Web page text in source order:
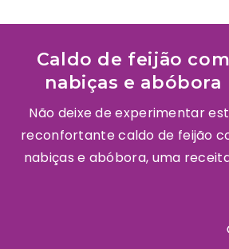
Caldo de feijão com
nabiças e abóbora
Não deixe de experimentar
reconfortante caldo de feijão
nabiças e abóbora, uma